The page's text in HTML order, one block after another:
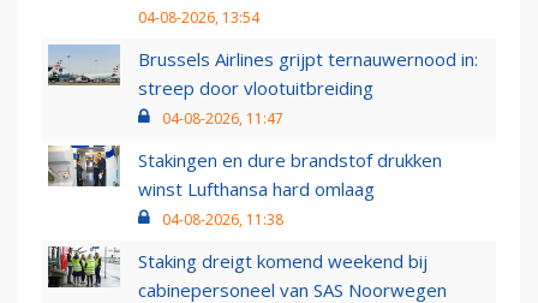
04-08-2026, 13:54
Brussels Airlines grijpt ternauwernood in:
streep door vlootuitbreiding
04-08-2026, 11:47
Stakingen en dure brandstof drukken
winst Lufthansa hard omlaag
04-08-2026, 11:38
Staking dreigt komend weekend bij
cabinepersoneel van SAS Noorwegen